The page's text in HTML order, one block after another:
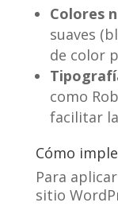
Colores
suaves
de color
como
facilitar
Cómo
Para
sitio